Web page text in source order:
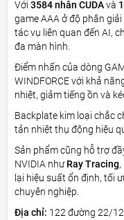
Với3584 nhân CUDAvà
game AAA ở độ phân
tác vụ liên quan đến AI,
đa màn hình.
Điểm nhấn của dòng
WINDFORCE với khả
nhiệt, giảm tiếng ồn và
Backplate kim loại chắc
tản nhiệt thụ động hiệu
Sản phẩm cũng hỗ trợ
NVIDIA nhưRay Tracing,
lại hiệu suất ổn định, tối
chuyên nghiệp.
Địa chỉ: 122 đường 22/